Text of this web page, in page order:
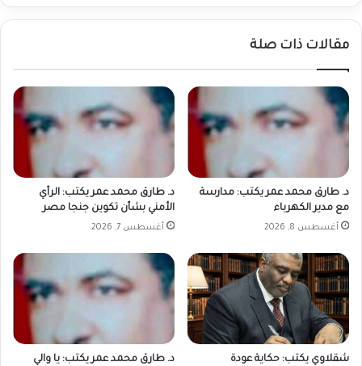
مقالات ذات صلة
د. طارق محمد عمر يكتب: مدارسة
مع مدير الكهرباء
أغسطس 8, 2026
د. طارق محمد عمر يكتب: الرأي
الأمني بشأن تكوين جنجا مصر
أغسطس 7, 2026
شقلاوي يكتب: حكاية عودة
د. طارق محمد عمر يكتب: يا والي